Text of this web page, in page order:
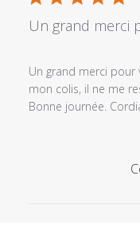
Un grand merci
Un grand merci pour
mon colis, il ne me
Bonne journée.